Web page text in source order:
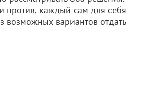
против, каждый сам для себя
возможных вариантов отдать